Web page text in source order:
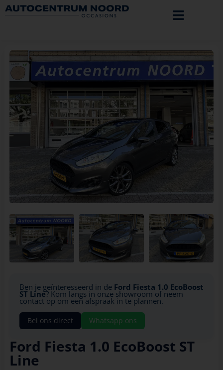
Ben je geïnteresseerd in de Ford Fiesta 1.0 EcoBoost
ST Line? Kom langs in onze showroom of neem
contact op om een afspraak in te plannen.
Bel ons direct Whatsapp ons
Ford Fiesta 1.0 EcoBoost ST
Line